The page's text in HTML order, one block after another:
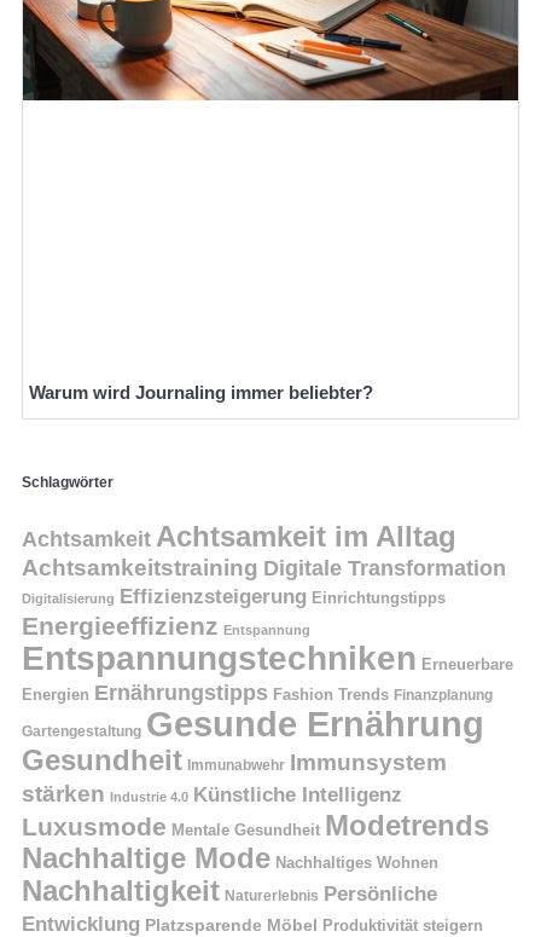
Warum wird Journaling immer beliebter?
Schlagwörter
Achtsamkeit Achtsamkeit im Alltag
Achtsamkeitstraining Digitale Transformation
Digitalisierung Effizienzsteigerung Einrichtungstipps
Energieeffizienz Entspannung
Entspannungstechniken Erneuerbare
Energien Ernährungstipps Fashion Trends Finanzplanung
Gartengestaltung Gesunde Ernährung
Gesundheit Immunabwehr Immunsystem
stärken Industrie 4.0 Künstliche Intelligenz
Luxusmode Mentale Gesundheit Modetrends
Nachhaltige Mode Nachhaltiges Wohnen
Nachhaltigkeit Naturerlebnis Persönliche
Entwicklung Platzsparende Möbel Produktivität steigern